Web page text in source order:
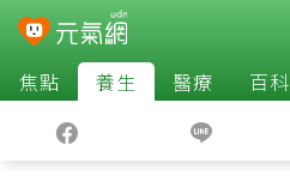
焦點 養生 醫療 百科